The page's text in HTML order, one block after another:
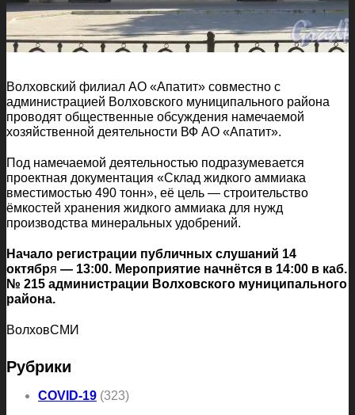
Волховский филиал АО «Апатит» совместно с
администрацией Волховского муниципального района
проводят общественные обсуждения намечаемой
хозяйственной деятельности ВФ АО «Апатит».
Под намечаемой деятельностью подразумевается
проектная документация «Склад жидкого аммиака
вместимостью 490 тонн», её цель — строительство
ёмкостей хранения жидкого аммиака для нужд
производства минеральных удобрений.
Начало регистрации публичных слушаний 14
октября — 13:00. Мероприятие начнётся в 14:00 в каб.
№ 215 администрации Волховского муниципального
района.
ВолховСМИ
Рубрики
COVID-19 (323)